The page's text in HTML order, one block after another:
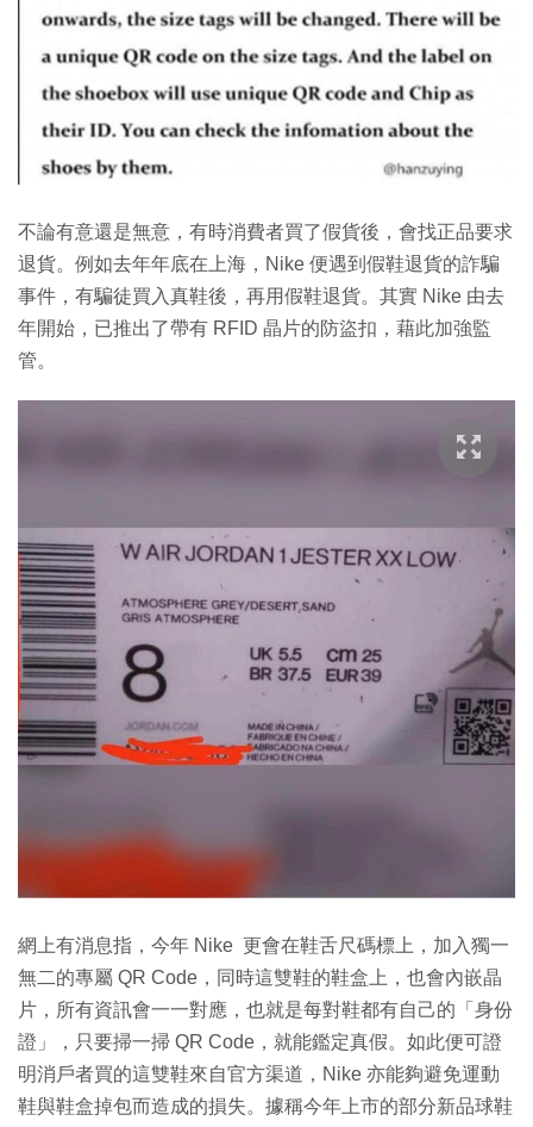
不論有意還是無意，有時消費者買了假貨後，會找正品要求
退貨。例如去年年底在上海，Nike 便遇到假鞋退貨的詐騙
事件，有騙徒買入真鞋後，再用假鞋退貨。其實 Nike 由去
年開始，已推出了帶有 RFID 晶片的防盜扣，藉此加強監
管。
網上有消息指，今年 Nike 更會在鞋舌尺碼標上，加入獨一
無二的專屬 QR Code，同時這雙鞋的鞋盒上，也會內嵌晶
片，所有資訊會一一對應，也就是每對鞋都有自己的「身份
證」，只要掃一掃 QR Code，就能鑑定真假。如此便可證
明消戶者買的這雙鞋來自官方渠道，Nike 亦能夠避免運動
鞋與鞋盒掉包而造成的損失。據稱今年上市的部分新品球鞋